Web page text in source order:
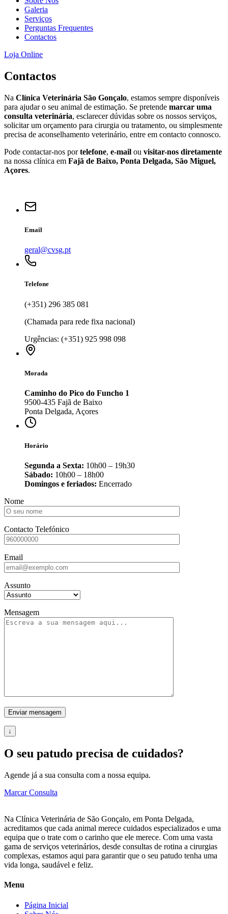
Galeria
Serviços
Perguntas Frequentes
Contactos
Loja Online
Contactos
Na Clínica Veterinária São Gonçalo, estamos sempre disponíveis
para ajudar o seu animal de estimação. Se pretende marcar uma
consulta veterinária, esclarecer dúvidas sobre os nossos serviços,
solicitar um orçamento para cirurgia ou tratamento, ou simplesmente
precisa de aconselhamento veterinário, entre em contacto connosco.
Pode contactar-nos portelefone, e-mail ou visitar-nos diretamente
na nossa clínica em Fajã de Baixo, Ponta Delgada, São Miguel,
Açores.
Email
geral@cvsg.pt
Telefone
(+351) 296 385 081
(Chamada para rede fixa nacional)
Urgências: (+351) 925 998 098
Morada
Caminho do Pico do Funcho 1
9500-435 Fajã de Baixo
Ponta Delgada, Açores
Horário
Segunda a Sexta: 10h00 – 19h30
Sábado: 10h00 – 18h00
Domingos e feriados: Encerrado
Nome
Contacto Telefónico
Email
Assunto
Mensagem
↓
O seu patudo precisa de cuidados?
Agende já a sua consulta com a nossa equipa.
Marcar Consulta
Na Clínica Veterinária de São Gonçalo, em Ponta Delgada,
acreditamos que cada animal merece cuidados especializados e uma
equipa que o trate com o carinho que ele merece. Com uma vasta
gama de serviços veterinários, desde consultas de rotina a cirurgias
complexas, estamos aqui para garantir que o seu patudo tenha uma
vida longa, saudável e feliz.
Menu
Página Inicial
aumenta a
probabilidade
de ver
conteúdo e
ofertas